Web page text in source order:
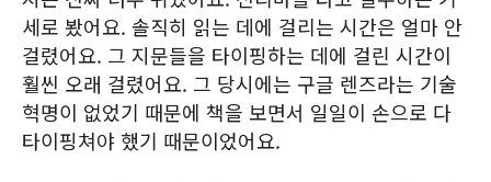
세로 봤어요. 솔직히 읽는 데에 걸리는 시간은 얼마 안
걸렸어요. 그 지문들을 타이핑하는 데에 걸린 시간이
훨씬 오래 걸렸어요. 그 당시에는 구글 렌즈라는 기술
혁명이 없었기 때문에 책을 보면서 일일이 손으로 다
타이핑쳐야 했기 때문이었어요.